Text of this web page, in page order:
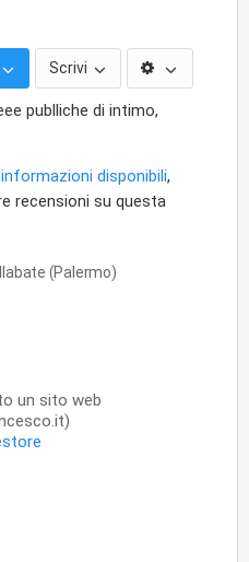
Scrivi
publliche di intimo,
disponibili,
recensioni su questa
(Palermo)
un sito web